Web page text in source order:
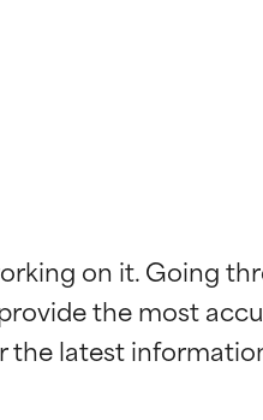
on it. Going
the most